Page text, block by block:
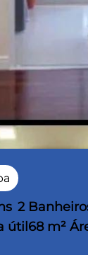
2
útil68 m²